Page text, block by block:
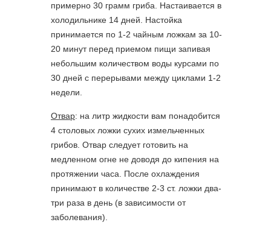
примерно 30 грамм гриба. Настаивается в
холодильнике 14 дней. Настойка
принимается по 1-2 чайным ложкам за 10-
20 минут перед приемом пищи запивая
небольшим количеством воды курсами по
30 дней с перерывами между циклами 1-2
недели.
Отвар: на литр жидкости вам понадобится
4 столовых ложки сухих измельченных
грибов. Отвар следует готовить на
медленном огне не доводя до кипения на
протяжении часа. После охлаждения
принимают в количестве 2-3 ст. ложки два-
три раза в день (в зависимости от
заболевания).